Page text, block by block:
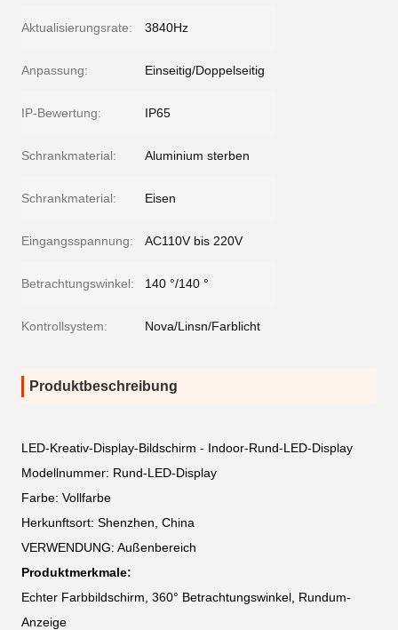
Aktualisierungsrate: 3840Hz
Anpassung: Einseitig/Doppelseitig
IP-Bewertung: IP65
Schrankmaterial: Aluminium sterben
Schrankmaterial: Eisen
Eingangsspannung: AC110V bis 220V
Betrachtungswinkel: 140 °/140 °
Kontrollsystem: Nova/Linsn/Farblicht
Produktbeschreibung
LED-Kreativ-Display-Bildschirm - Indoor-Rund-LED-Display
Modellnummer: Rund-LED-Display
Farbe: Vollfarbe
Herkunftsort: Shenzhen, China
VERWENDUNG: Außenbereich
Produktmerkmale:
Echter Farbbildschirm, 360° Betrachtungswinkel, Rundum-
Anzeige